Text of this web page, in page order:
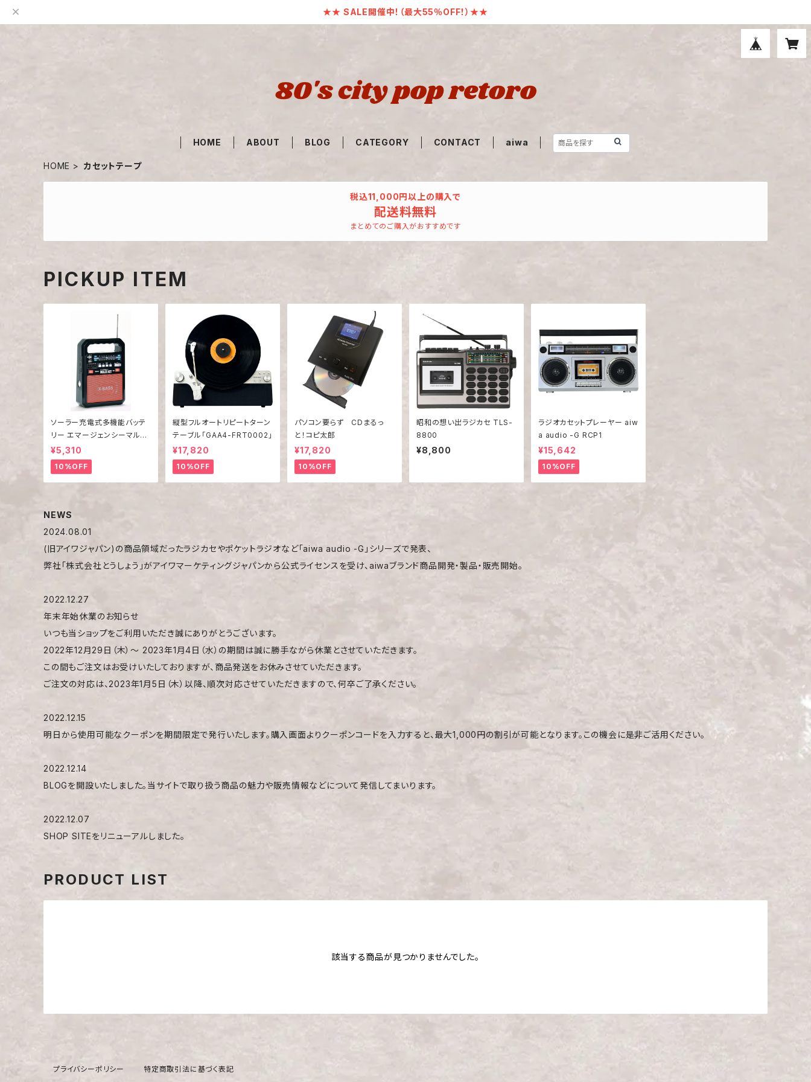
★★ SALE開催中！（最大55％OFF！）★★
HOME ABOUT BLOG CATEGORY CONTACT aiwa
HOME カセットテープ
税込11,000円以上の購入で
配送料無料
まとめてのご購入がおすすめです
PICKUP ITEM
ソーラー充電式多機能バッテ
リー エマージェンシーマルチ
キット EM-009
¥5,310
10%OFF
縦型フルオートリピートターン
テーブル「GAA4-FRT0002」
¥17,820
10%OFF
パソコン要らず CDまるっ
と！コピ太郎
¥17,820
10%OFF
昭和の想い出ラジカセ TLS-
8800
¥8,800
ラジオカセットプレーヤー aiw
a audio -G RCP1
¥15,642
10%OFF
NEWS
2024.08.01
(旧アイワジャパン)の商品領域だったラジカセやポケットラジオなど「aiwa audio -G」シリーズで発表、
弊社「株式会社とうしょう」がアイワマーケティングジャパンから公式ライセンスを受け、aiwaブランド商品開発・製品・販売開始。
2022.12.27
年末年始休業のお知らせ
いつも当ショップをご利用いただき誠にありがとうございます。
2022年12月29日（木）〜 2023年1月4日（水）の期間は誠に勝手ながら休業とさせていただきます。
この間もご注文はお受けいたしておりますが、商品発送をお休みさせていただきます。
ご注文の対応は、2023年1月5日（木）以降、順次対応させていただきますので、何卒ご了承ください。
2022.12.15
明日から使用可能なクーポンを期間限定で発行いたします。購入画面よりクーポンコードを入力すると、最大1,000円の割引が可能となります。この機会に是非ご活用ください。
2022.12.14
BLOGを開設いたしました。当サイトで取り扱う商品の魅力や販売情報などについて発信してまいります。
2022.12.07
SHOP SITEをリニューアルしました。
PRODUCT LIST
該当する商品が見つかりませんでした。
プライバシーポリシー 特定商取引法に基づく表記